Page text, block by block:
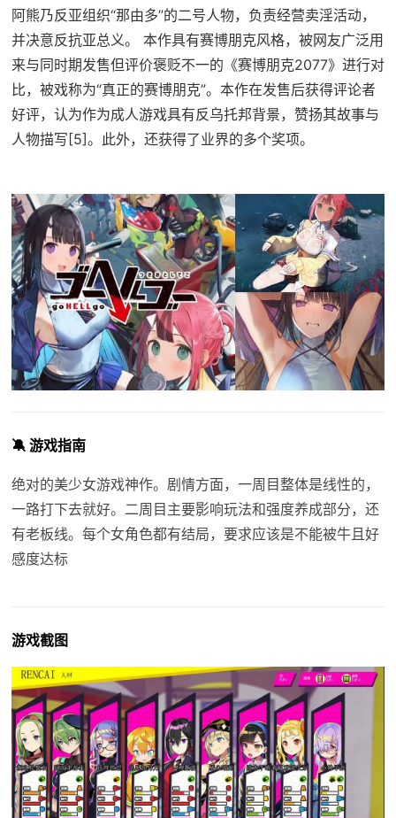
阿熊乃反亚组织“那由多”的二号人物，负责经营卖淫活动，
并决意反抗亚总义。 本作具有赛博朋克风格，被网友广泛用
来与同时期发售但评价褒贬不一的《赛博朋克2077》进行对
比，被戏称为“真正的赛博朋克”。本作在发售后获得评论者
好评，认为作为成人游戏具有反乌托邦背景，赞扬其故事与
人物描写[5]。此外，还获得了业界的多个奖项。
🔕 游戏指南
绝对的美少女游戏神作。剧情方面，一周目整体是线性的，
一路打下去就好。二周目主要影响玩法和强度养成部分，还
有老板线。每个女角色都有结局，要求应该是不能被牛且好
感度达标
游戏截图